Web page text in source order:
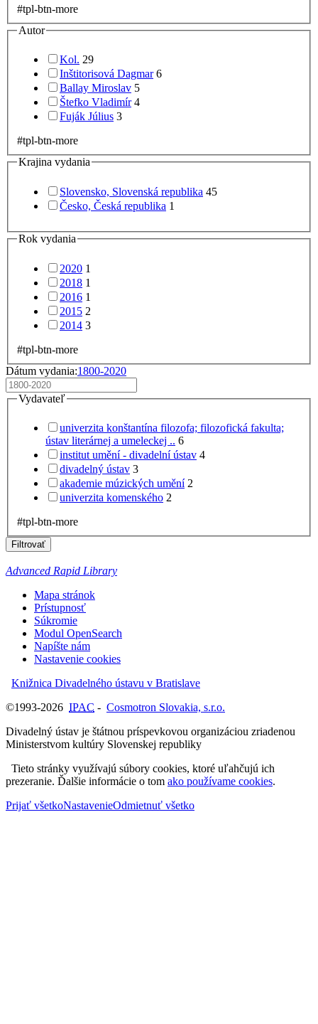
#tpl-btn-more
Autor
Kol. 29
Inštitorisová Dagmar 6
Ballay Miroslav 5
Štefko Vladimír 4
Fuják Július 3
#tpl-btn-more
Krajina vydania
Slovensko, Slovenská republika 45
Česko, Česká republika 1
Rok vydania
2020 1
2018 1
2016 1
2015 2
2014 3
#tpl-btn-more
Dátum vydania:1800-2020
Vydavateľ
univerzita konštantína filozofa; filozofická fakulta;
ústav literárnej a umeleckej .. 6
institut umění - divadelní ústav 4
divadelný ústav 3
akademie múzických umění 2
univerzita komenského 2
#tpl-btn-more
Filtrovať
Advanced Rapid Library
Mapa stránok
Prístupnosť
Súkromie
Modul OpenSearch
Napíšte nám
Nastavenie cookies
Knižnica Divadelného ústavu v Bratislave
©1993-2026 IPAC - Cosmotron Slovakia, s.r.o.
Divadelný ústav je štátnou príspevkovou organizáciou zriadenou
Ministerstvom kultúry Slovenskej republiky
Tieto stránky využívajú súbory cookies, ktoré uľahčujú ich
prezeranie. Ďalšie informácie o tom ako používame cookies.
Prijať všetkoNastavenieOdmietnuť všetko